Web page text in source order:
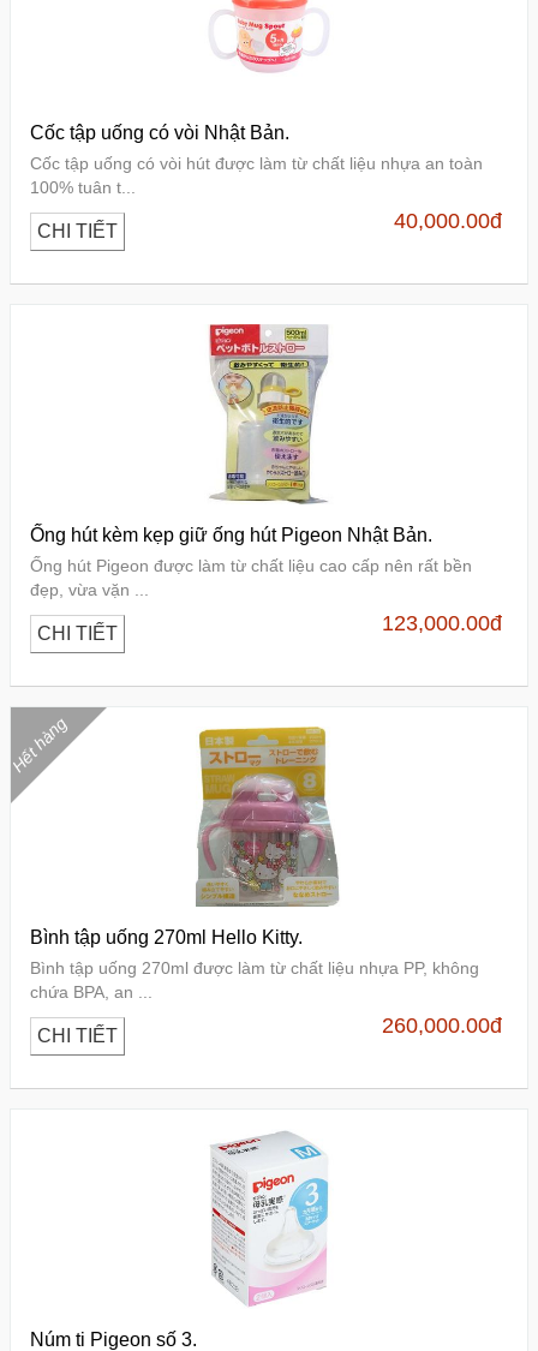
Cốc tập uống có vòi Nhật Bản.
Cốc tập uống có vòi hút được làm từ chất liệu nhựa an toàn
100% tuân t...
CHI TIẾT 40,000.00đ
Ống hút kèm kẹp giữ ống hút Pigeon Nhật Bản.
Ống hút Pigeon được làm từ chất liệu cao cấp nên rất bền
đẹp, vừa vặn ...
CHI TIẾT 123,000.00đ
Hết hàng
Bình tập uống 270ml Hello Kitty.
Bình tập uống 270ml được làm từ chất liệu nhựa PP, không
chứa BPA, an ...
CHI TIẾT 260,000.00đ
Núm ti Pigeon số 3.